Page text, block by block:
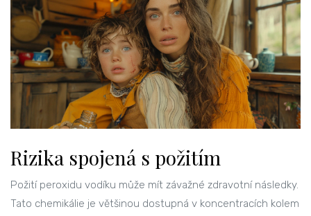
Rizika spojená s požitím
Požití peroxidu vodíku může mít závažné zdravotní následky.
Tato chemikálie je většinou dostupná v koncentracích kolem